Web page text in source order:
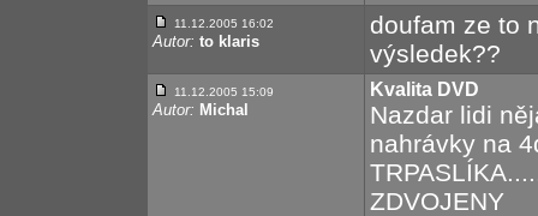
11.12.2005 16:02
Autor: to klaris
doufam ze to
výsledek??
11.12.2005 15:09
Autor: Michal
Kvalita DVD
Nazdar lidi
nahrávky na
ZDVOJENY